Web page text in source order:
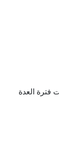
فترة العدة